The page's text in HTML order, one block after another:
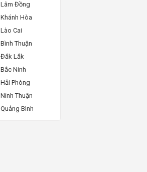
Lâm Đồng
Khánh Hòa
Lào Cai
Bình Thuận
Đắk Lắk
Bắc Ninh
Hải Phòng
Ninh Thuận
Quảng Bình